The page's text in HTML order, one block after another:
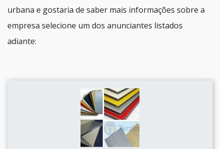
urbana e gostaria de saber mais informações sobre a
empresa selecione um dos anunciantes listados
adiante: